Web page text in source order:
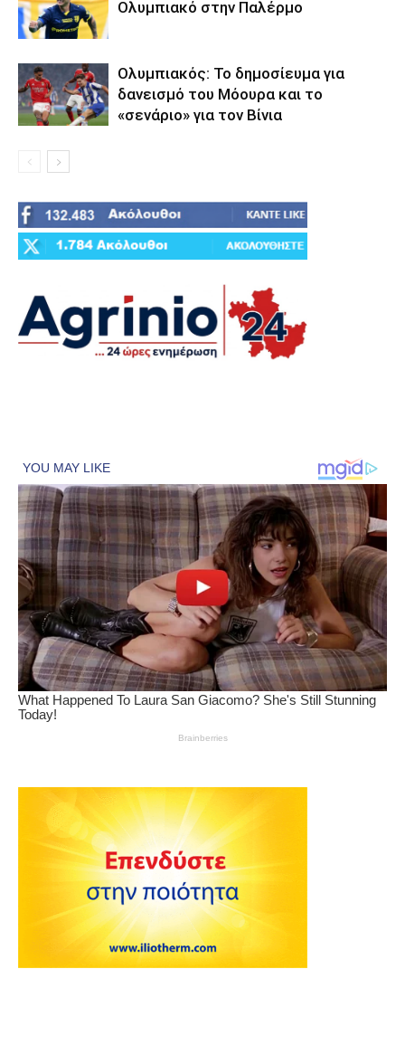
Ολυμπιακό στην Παλέρμο
Ολυμπιακός: Το δημοσίευμα για
δανεισμό του Μόουρα και το
«σενάριο» για τον Βίνια